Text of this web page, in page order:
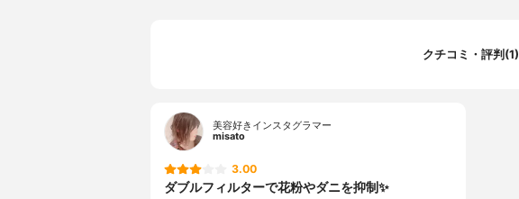
クチコミ・評判(1)
美容好きインスタグラマー
misato
3.00
ダブルフィルターで花粉やダニを抑制✨